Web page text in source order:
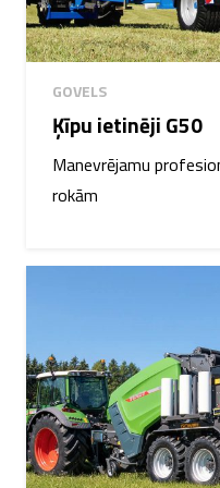
GOVELS
Ķīpu ietinēji G50
Manevrējamu
rokām